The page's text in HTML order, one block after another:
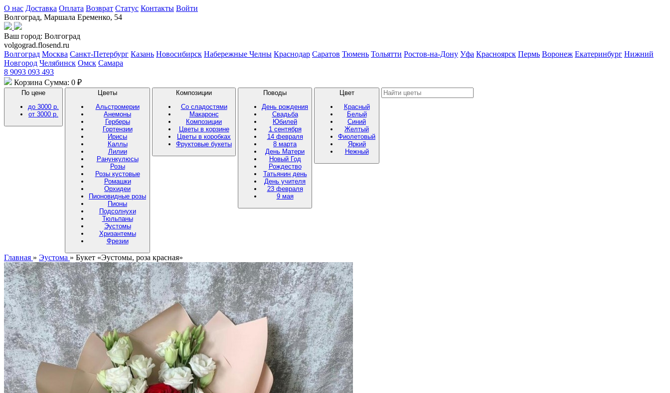
О нас Доставка Оплата Возврат Статус Контакты Войти
Волгоград, Маршала Еременко, 54
Ваш город: Волгоград
volgograd.flosend.ru
Волгоград Москва Санкт-Петербург Казань Новосибирск Набережные Челны Краснодар Саратов Тюмень Тольятти Ростов-на-Дону Уфа Красноярск Пермь Воронеж Екатеринбург Нижний
Новгород Челябинск Омск Самара
8 9093 093 493
Корзина Сумма: 0 ₽
По цене
до 3000 р.
от 3000 р.
Цветы
Альстромерии
Анемоны
Герберы
Гортензии
Ирисы
Каллы
Лилии
Ранункулюсы
Розы
Розы кустовые
Ромашки
Орхидеи
Пионовидные розы
Пионы
Подсолнухи
Тюльпаны
Эустомы
Хризантемы
Фрезии
Композиции
Со сладостями
Макаронс
Композиции
Цветы в корзине
Цветы в коробках
Фруктовые букеты
Поводы
День рождения
Свадьба
Юбилей
1 сентября
14 февраля
8 марта
День Матери
Новый Год
Рождество
Татьянин день
День учителя
23 февраля
9 мая
Цвет
Красный
Белый
Синий
Желтый
Фиолетовый
Яркий
Нежный
Главная » Эустома » Букет «Эустомы, роза красная»